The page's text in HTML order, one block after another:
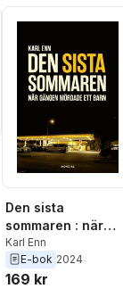
röster:
Den sista
sommaren : när
gängen mördade
ett barn
Karl Enn
E-bok 2024
169 kr